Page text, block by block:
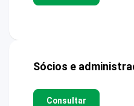
Sócios e
Consultar